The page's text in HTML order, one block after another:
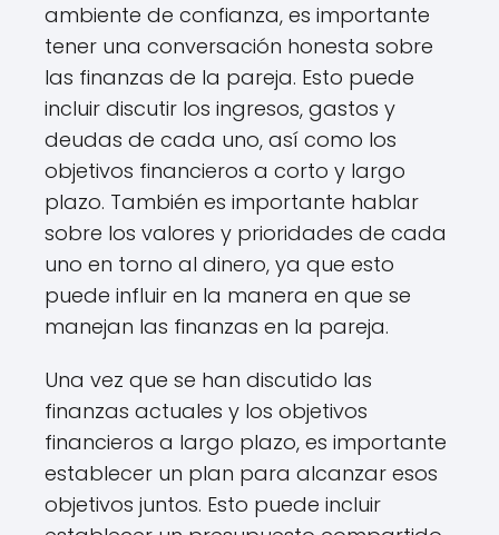
ambiente de confianza, es importante
tener una conversación honesta sobre
las finanzas de la pareja. Esto puede
incluir discutir los ingresos, gastos y
deudas de cada uno, así como los
objetivos financieros a corto y largo
plazo. También es importante hablar
sobre los valores y prioridades de cada
uno en torno al dinero, ya que esto
puede influir en la manera en que se
manejan las finanzas en la pareja.
Una vez que se han discutido las
finanzas actuales y los objetivos
financieros a largo plazo, es importante
establecer un plan para alcanzar esos
objetivos juntos. Esto puede incluir